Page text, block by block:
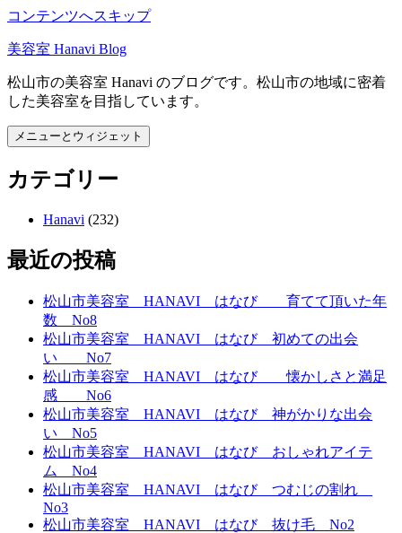
コンテンツへスキップ
美容室 Hanavi Blog
松山市の美容室 Hanavi のブログです。松山市の地域に密着
した美容室を目指しています。
メニューとウィジェット
カテゴリー
Hanavi (232)
最近の投稿
松山市美容室 HANAVI はなび 育てて頂いた年
数 No8
松山市美容室 HANAVI はなび 初めての出会
い No7
松山市美容室 HANAVI はなび 懐かしさと満足
感 No6
松山市美容室 HANAVI はなび 神がかりな出会
い No5
松山市美容室 HANAVI はなび おしゃれアイテ
ム No4
松山市美容室 HANAVI はなび つむじの割れ
No3
松山市美容室 HANAVI はなび 抜け毛 No2